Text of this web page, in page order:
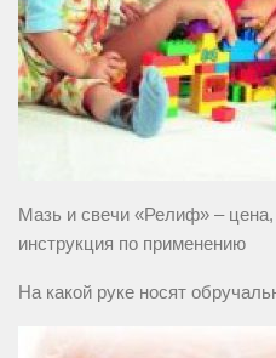
Мазь и свечи «Релиф» – цена,
инструкция по применению
На какой руке носят